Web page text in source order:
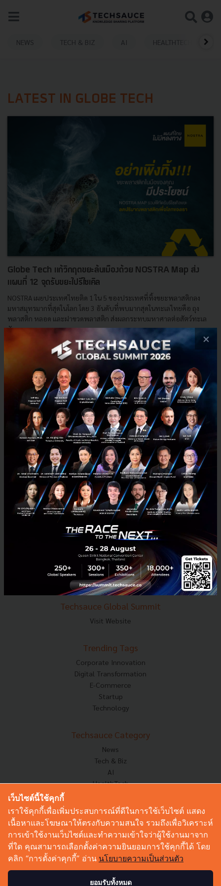
NEWS TECH & BIZ AI HEALTHTECH
LATEST IN GLOBE TECH
Globe Tech แก้วิกฤตขยะล้นเมืองด้วย NOSTRA Map ส่ง
แผนที่ 12 จุดรับขยะไปรีไซเคิล
NOSTRA เผยประเทศไทยติด 1 ใน 5 ของประเทศที่ทิ้งขยะพลาสติกลง
มหาสมุทรมากที่สุดในโลก โดย 3 อันดับที่พบมากสุดในทะเลไทยคือ ถุง
พลาสติก หลอด และฝาขวดพลาสติก ส่งผลกระทบมหาศาลต่อสัตว์ทะเล
สั...
พฤศจิกายน 13, 2019| By
Techsauce Team
NOSTRA Map Globe Tech Climate Change
E-mail :contact@techsauce.co
Tel : 02-001-5375
Mobile : 06-4658-9500
Techsauce Media
About Techsauce
Techsauce Services
Privacy Policy
ส่งบทความ
Techsauce Global Summit
Visit Website
Trending Tags
Corporate Innovation
Digital Transformation
E-Commerce
Startup
Technology
Techsauce Category
News
Tech & Biz
AI
HealthTech
Corp Innov
Saucy Thoughts
Sustainable
Videos
Podcast
×
เว็บไซต์นี้ใช้คุกกี้
เราใช้คุกกี้เพื่อเพิ่มประสบการณ์ที่ดีในการใช้เว็บไซต์ แสดง
เนื้อหาและโฆษณาให้ตรงกับความสนใจ รวมถึงเพื่อวิเคราะห์
การเข้าใช้งานเว็บไซต์และทำความเข้าใจว่าผู้ใช้งานมาจาก
ที่ใด คุณสามารถเลือกตั้งค่าความยินยอมการใช้คุกกี้ได้ โดย
คลิก “การตั้งค่าคุกกี้” อ่าน นโยบายความเป็นส่วนตัว
ยอมรับทั้งหมด